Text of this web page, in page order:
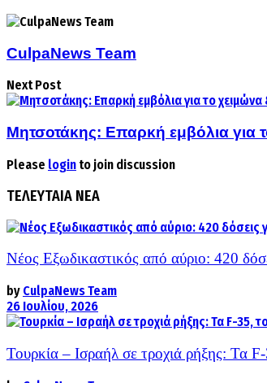
CulpaNews Team
Next Post
Μητσοτάκης: Eπαρκή εμβόλια για
Please login to join discussion
ΤΕΛΕΥΤΑΙΑ ΝΕΑ
Νέος Εξωδικαστικός από αύριο: 420
by CulpaNews Team
26 Ιουλίου, 2026
Τουρκία – Ισραήλ σε τροχιά ρήξης: Τα